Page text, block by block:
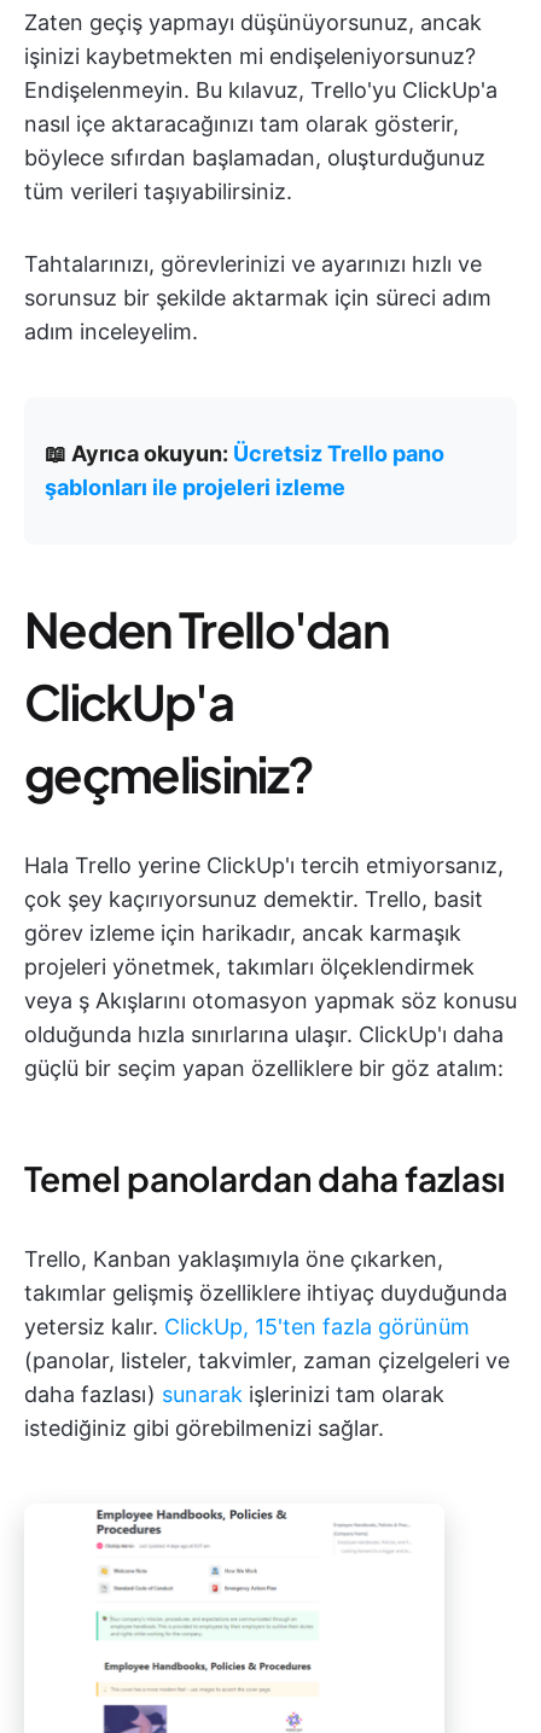
Zaten geçiş yapmayı düşünüyorsunuz, ancak
işinizi kaybetmekten mi endişeleniyorsunuz?
Endişelenmeyin. Bu kılavuz, Trello'yu ClickUp'a
nasıl içe aktaracağınızı tam olarak gösterir,
böylece sıfırdan başlamadan, oluşturduğunuz
tüm verileri taşıyabilirsiniz.
Tahtalarınızı, görevlerinizi ve ayarınızı hızlı ve
sorunsuz bir şekilde aktarmak için süreci adım
adım inceleyelim.
📖 Ayrıca okuyun: Ücretsiz Trello pano
şablonları ile projeleri izleme
Neden Trello'dan
ClickUp'a
geçmelisiniz?
Hala Trello yerine ClickUp'ı tercih etmiyorsanız,
çok şey kaçırıyorsunuz demektir. Trello, basit
görev izleme için harikadır, ancak karmaşık
projeleri yönetmek, takımları ölçeklendirmek
veya ş Akışlarını otomasyon yapmak söz konusu
olduğunda hızla sınırlarına ulaşır. ClickUp'ı daha
güçlü bir seçim yapan özelliklere bir göz atalım:
Temel panolardan daha fazlası
Trello, Kanban yaklaşımıyla öne çıkarken,
takımlar gelişmiş özelliklere ihtiyaç duyduğunda
yetersiz kalır. ClickUp, 15'ten fazla görünüm
(panolar, listeler, takvimler, zaman çizelgeleri ve
daha fazlası) sunarak işlerinizi tam olarak
istediğiniz gibi görebilmenizi sağlar.